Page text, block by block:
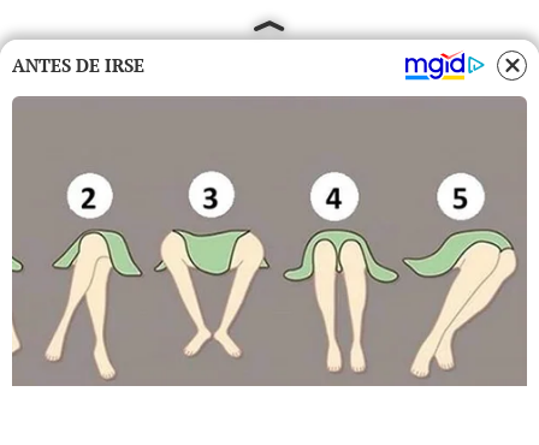
ANTES DE IRSE